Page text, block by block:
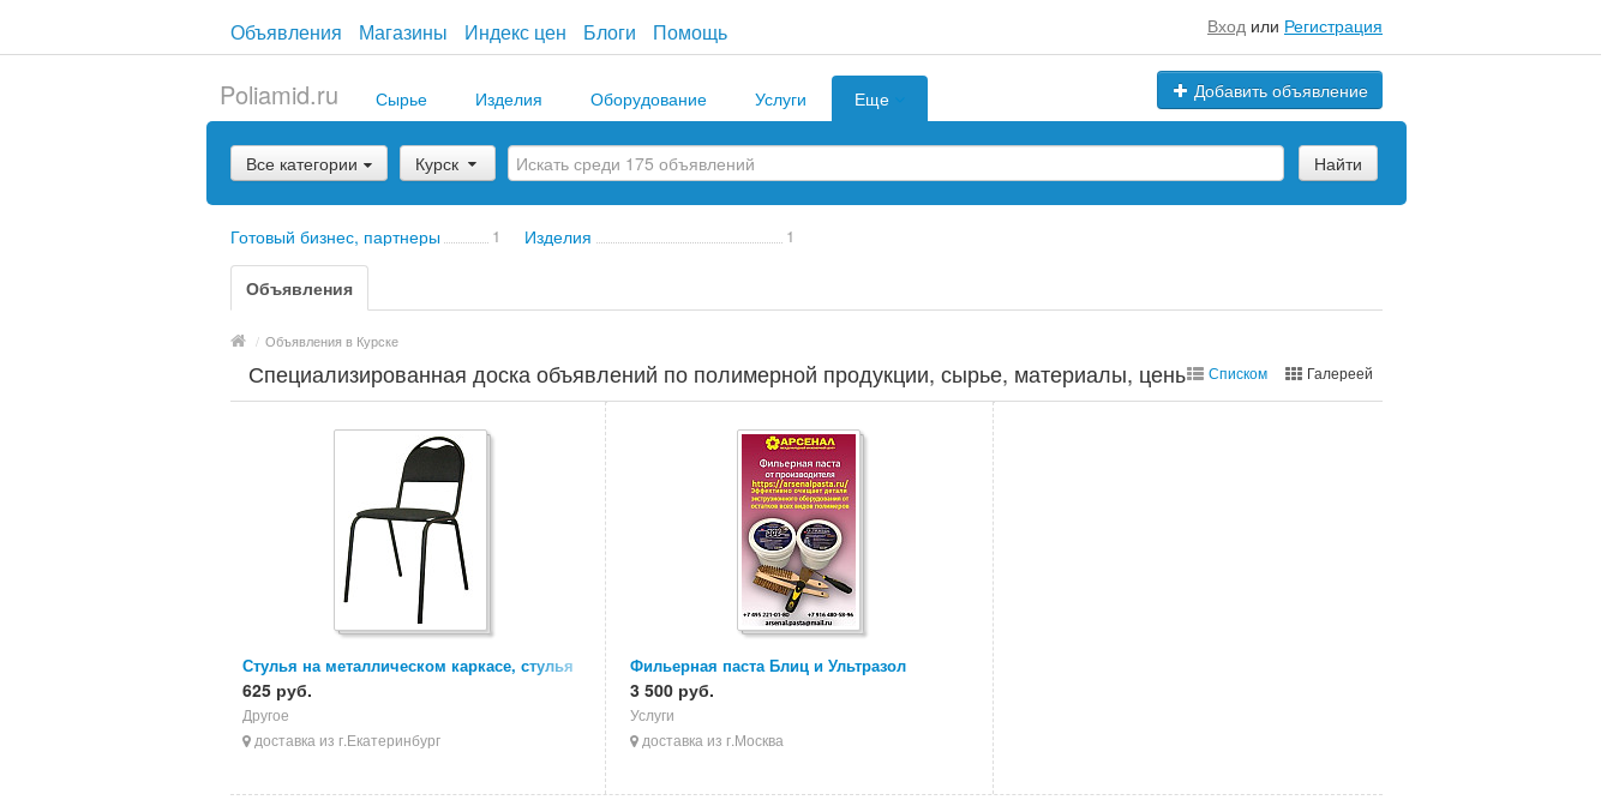
Объявления Магазины Индекс цен Блоги Помощь Вход или Регистрация
Добавить объявление
Poliamid.ru Сырье Изделия Оборудование Услуги Еще
Все категории Курск Найти
Готовый бизнес, партнеры 1 Изделия 1
Объявления
/ Объявления в Курске
Специализированная доска объявлений по полимерной продукции, сырье, материалы, цены, марки
Списком Галереей
Стулья на металлическом каркасе, стулья
ИЗО, стулья для персонала
625 руб.
Другое
доставка из г.Екатеринбург
Фильерная паста Блиц и Ультразол
3 500 руб.
Услуги
доставка из г.Москва